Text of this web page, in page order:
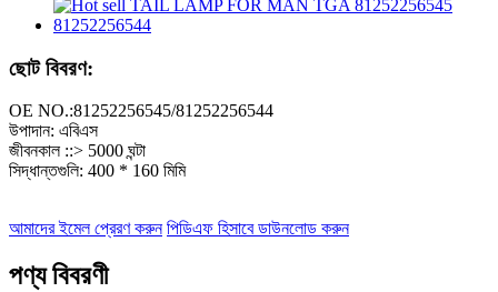
ছোট বিবরণ:
OE NO.:81252256545/81252256544
উপাদান: এবিএস
জীবনকাল ::> 5000 ঘন্টা
সিদ্ধান্তগুলি: 400 * 160 মিমি
আমাদের ইমেল প্রেরণ করুন পিডিএফ হিসাবে ডাউনলোড করুন
পণ্য বিবরণী